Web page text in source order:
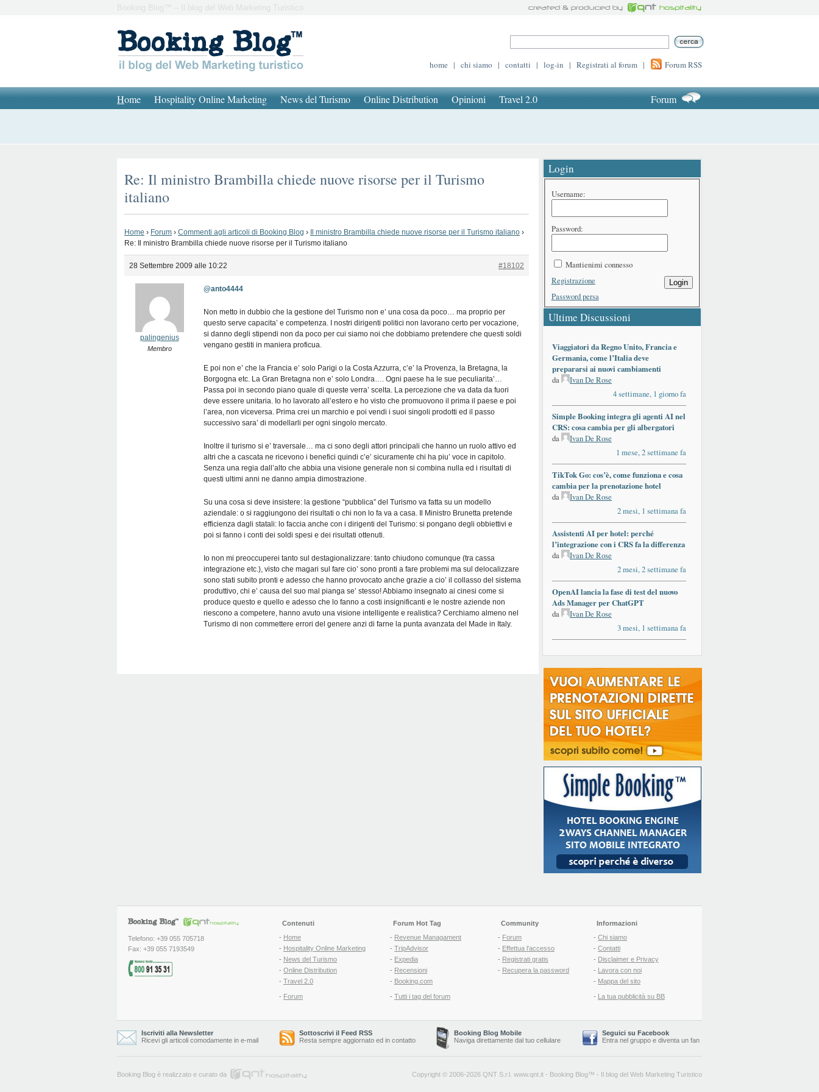
Booking Blog™ – Il blog del Web Marketing Turistico
home | chi siamo | contatti | log-in | Registrati al forum | Forum RSS
Home Hospitality Online Marketing News del Turismo Online Distribution Opinioni Travel 2.0 Forum
Re: Il ministro Brambilla chiede nuove risorse per il Turismo
italiano
Home › Forum › Commenti agli articoli di Booking Blog › Il ministro Brambilla chiede nuove risorse per il Turismo italiano ›
Re: Il ministro Brambilla chiede nuove risorse per il Turismo italiano
28 Settembre 2009 alle 10:22 #18102
palingenius
Membro
@anto4444
Non metto in dubbio che la gestione del Turismo non e’ una cosa da poco… ma proprio per
questo serve capacita’ e competenza. I nostri dirigenti politici non lavorano certo per vocazione,
si danno degli stipendi non da poco per cui siamo noi che dobbiamo pretendere che questi soldi
vengano gestiti in maniera proficua.
E poi non e’ che la Francia e’ solo Parigi o la Costa Azzurra, c’e’ la Provenza, la Bretagna, la
Borgogna etc. La Gran Bretagna non e’ solo Londra…. Ogni paese ha le sue peculiarita’…
Passa poi in secondo piano quale di queste verra’ scelta. La percezione che va data da fuori
deve essere unitaria. Io ho lavorato all’estero e ho visto che promuovono il prima il paese e poi
l’area, non viceversa. Prima crei un marchio e poi vendi i suoi singoli prodotti ed il passo
successivo sara’ di modellarli per ogni singolo mercato.
Inoltre il turismo si e’ traversale… ma ci sono degli attori principali che hanno un ruolo attivo ed
altri che a cascata ne ricevono i benefici quindi c’e’ sicuramente chi ha piu’ voce in capitolo.
Senza una regia dall’alto che abbia una visione generale non si combina nulla ed i risultati di
questi ultimi anni ne danno ampia dimostrazione.
Su una cosa si deve insistere: la gestione “pubblica” del Turismo va fatta su un modello
aziendale: o si raggiungono dei risultati o chi non lo fa va a casa. Il Ministro Brunetta pretende
efficienza dagli statali: lo faccia anche con i dirigenti del Turismo: si pongano degli obbiettivi e
poi si fanno i conti dei soldi spesi e dei risultati ottenuti.
Io non mi preoccuperei tanto sul destagionalizzare: tanto chiudono comunque (tra cassa
integrazione etc.), visto che magari sul fare cio’ sono pronti a fare problemi ma sul delocalizzare
sono stati subito pronti e adesso che hanno provocato anche grazie a cio’ il collasso del sistema
produttivo, chi e’ causa del suo mal pianga se’ stesso! Abbiamo insegnato ai cinesi come si
produce questo e quello e adesso che lo fanno a costi insignificanti e le nostre aziende non
riescono a competere, hanno avuto una visione intelligente e realistica? Cerchiamo almeno nel
Turismo di non commettere errori del genere anzi di farne la punta avanzata del Made in Italy.
Login
Username:
Password:
Mantienimi connesso
Login
Registrazione
Password persa
Ultime Discussioni
Viaggiatori da Regno Unito, Francia e
Germania, come l’Italia deve
prepararsi ai nuovi cambiamenti
da
Ivan De Rose
4 settimane, 1 giorno fa
Simple Booking integra gli agenti AI nel
CRS: cosa cambia per gli albergatori
da
Ivan De Rose
1 mese, 2 settimane fa
TikTok Go: cos’è, come funziona e cosa
cambia per la prenotazione hotel
da
Ivan De Rose
2 mesi, 1 settimana fa
Assistenti AI per hotel: perché
l’integrazione con i CRS fa la differenza
da
Ivan De Rose
2 mesi, 2 settimane fa
OpenAI lancia la fase di test del nuovo
Ads Manager per ChatGPT
da
Ivan De Rose
3 mesi, 1 settimana fa
Telefono: +39 055 705718
Fax: +39 055 7193549
Contenuti
- Home
- Hospitality Online Marketing
- News del Turismo
- Online Distribution
- Travel 2.0
- Forum
Forum Hot Tag
- Revenue Managament
- TripAdvisor
- Expedia
- Recensioni
- Booking.com
- Tutti i tag del forum
Community
- Forum
- Effettua l'accesso
- Registrati gratis
- Recupera la password
Informazioni
- Chi siamo
- Contatti
- Disclaimer e Privacy
- Lavora con noi
- Mappa del sito
- La tua pubblicità su BB
Iscriviti alla Newsletter
Ricevi gli articoli comodamente in e-mail
Sottoscrivi il Feed RSS
Resta sempre aggiornato ed in contatto
Booking Blog Mobile
Naviga direttamente dal tuo cellulare
Seguici su Facebook
Entra nel gruppo e diventa un fan
Booking Blog è realizzato e curato da Copyright © 2006-2026 QNT S.r.l. www.qnt.it - Booking Blog™ - Il blog del Web Marketing Turistico